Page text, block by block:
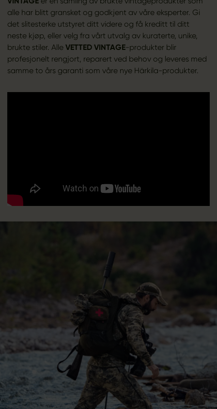
alle har blitt gransket og godkjent av våre eksperter. Gi
det slitesterke utstyret ditt videre og få kreditt til ditt
neste kjøp, eller velg fra vårt utvalg av kuraterte, unike,
brukte stiler. Alle VETTED VINTAGE-produkter blir
profesjonelt rengjort, reparert ved behov og leveres med
samme to års garanti som våre nye Härkila-produkter.